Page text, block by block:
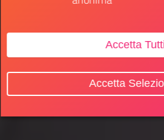
Accetta
Accetta